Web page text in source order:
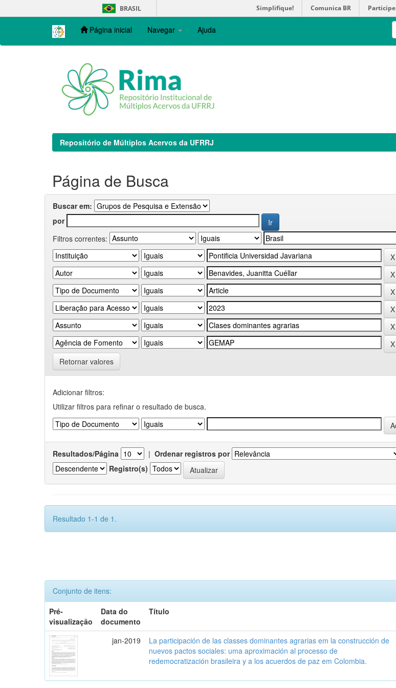
navigation
BRASIL Simplifique! Comunica BR Participe
Página inicial Navegar Ajuda
Repositório de Múltiplos Acervos da UFRRJ
Página de Busca
Buscar em:
por
Filtros correntes:
Retornar valores
Adicionar filtros:
Utilizar filtros para refinar o resultado de busca.
Resultados/Página | Ordenar registros por
Registro(s)
Resultado 1-1 de 1.
Conjunto de itens:
Pré-
visualização
Data do
documento
Título
jan-2019
La participación de las classes dominantes agrarias em la construcción de
nuevos pactos sociales: uma aproximación al processo de
redemocratización brasileira y a los acuerdos de paz em Colombia.